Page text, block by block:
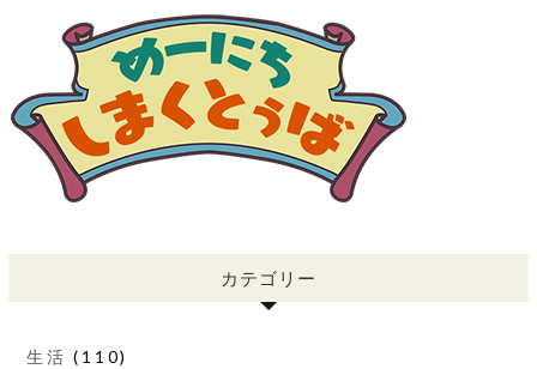
カテゴリー
生活 (110)